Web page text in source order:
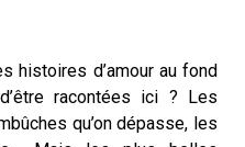
histoires d’amour au fond
racontées ici ? Les
qu’on dépasse, les